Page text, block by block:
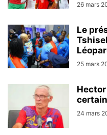
26 mars
Le
25 mars
24 mars